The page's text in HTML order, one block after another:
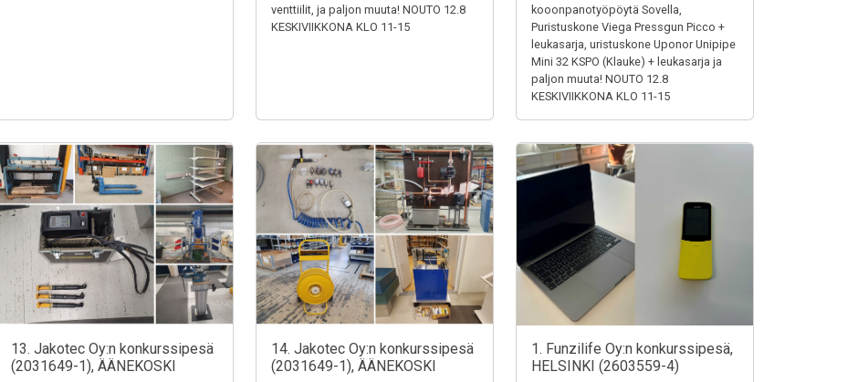
venttiilit, ja paljon muuta! NOUTO 12.8
KESKIVIIKKONA KLO 11-15
kooonpanotyöpöytä Sovella,
Puristuskone Viega Pressgun Picco +
leukasarja, uristuskone Uponor Unipipe
Mini 32 KSPO (Klauke) + leukasarja ja
paljon muuta! NOUTO 12.8
KESKIVIIKKONA KLO 11-15
13. Jakotec Oy:n konkurssipesä
(2031649-1), ÄÄNEKOSKI
14. Jakotec Oy:n konkurssipesä
(2031649-1), ÄÄNEKOSKI
1. Funzilife Oy:n konkurssipesä,
HELSINKI (2603559-4)